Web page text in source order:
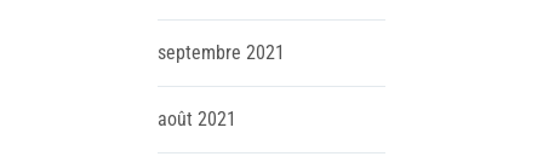
septembre 2021
août 2021